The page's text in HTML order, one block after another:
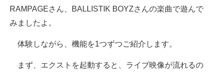
RAMPAGEさん、BALLISTIK BOYZさんの楽曲で遊んで
みましたよ。
体験しながら、機能を1つずつご紹介します。
まず、エクストを起動すると、ライブ映像が流れるの